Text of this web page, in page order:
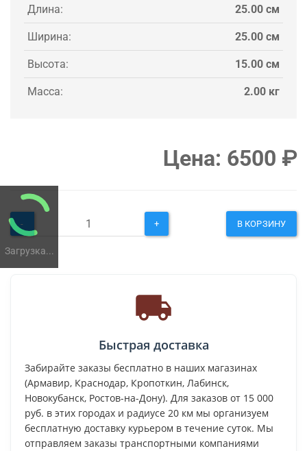
Загрузка...
Длина: 25.00 см
Ширина: 25.00 см
Высота: 15.00 см
Масса: 2.00 кг
Цена: 6500 ₽
- + В КОРЗИНУ
Быстрая доставка
Забирайте заказы бесплатно в наших магазинах
(Армавир, Краснодар, Кропоткин, Лабинск,
Новокубанск, Ростов-на-Дону). Для заказов от 15 000
руб. в этих городах и радиусе 20 км мы организуем
бесплатную доставку курьером в течение суток. Мы
отправляем заказы транспортными компаниями